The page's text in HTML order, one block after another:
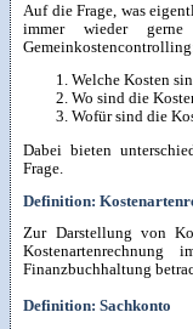
Auf die Frage, was
immer wieder
Welche Kosten
Wo sind die
Wofür sind die
Dabei bieten
Frage.
Definition:
Zur Darstellung von
Finanzbuchhaltung
Definition: Sachkonto